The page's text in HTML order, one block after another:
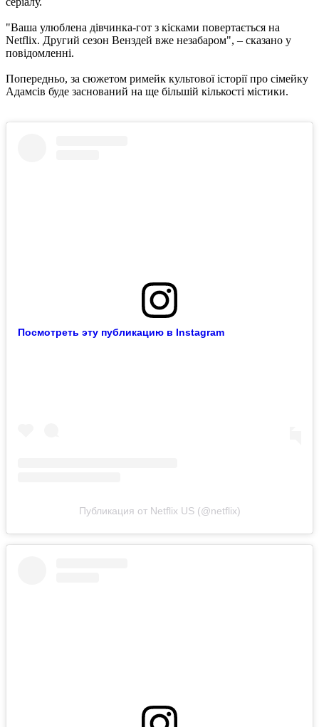
"Ваша улюблена дівчинка-гот з кісками повертається на
Netflix. Другий сезон Венздей вже незабаром", – сказано у
повідомленні.
Попередньо, за сюжетом римейк культової історії про сімейку
Адамсів буде заснований на ще більшій кількості містики.
Посмотреть эту публикацию в Instagram
Публикация от Netflix US (@netflix)